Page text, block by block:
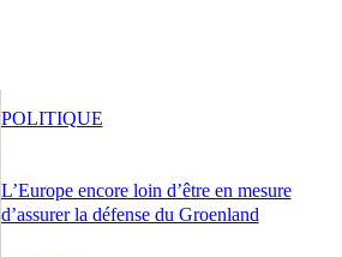
L’Europe encore loin d’être en mesure
d’assurer la défense du Groenland
POLITIQUE